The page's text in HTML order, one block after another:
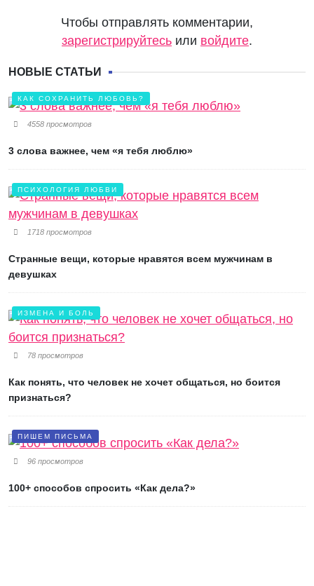
Чтобы отправлять комментарии,
зарегистрируйтесь или войдите.
НОВЫЕ СТАТЬИ
КАК СОХРАНИТЬ ЛЮБОВЬ?
4558 просмотров
3 слова важнее, чем «я тебя люблю»
ПСИХОЛОГИЯ ЛЮБВИ
1718 просмотров
Странные вещи, которые нравятся всем мужчинам в
девушках
ИЗМЕНА И БОЛЬ
78 просмотров
Как понять, что человек не хочет общаться, но боится
признаться?
ПИШЕМ ПИСЬМА
96 просмотров
100+ способов спросить «Как дела?»